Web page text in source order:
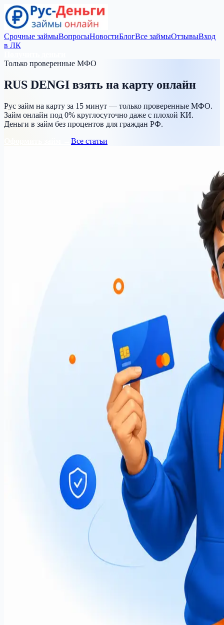
Срочные займыВопросыНовостиБлогВсе займыОтзывыВход
в ЛК
Только проверенные МФО
RUS DENGI взять на карту онлайн
Рус займ на карту за 15 минут — только проверенные МФО.
Займ онлайн под 0% круглосуточно даже с плохой КИ.
Деньги в займ без процентов для граждан РФ.
Все статьи